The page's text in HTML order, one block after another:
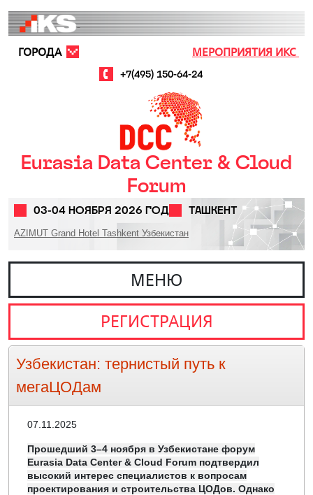
МЕРОПРИЯТИЯ ИКС
+7(495) 150-64-24
ГОРОДА
Eurasia Data Center & Cloud
Forum
03-04 НОЯБРЯ 2026 ГОД ТАШКЕНТ
AZIMUT Grand Hotel Tashkent Узбекистан
МЕНЮ
РЕГИСТРАЦИЯ
Узбекистан: тернистый путь к
мегаЦОДам
07.11.2025
Прошедший 3–4 ноября в Узбекистане форум
Eurasia Data Center & Cloud Forum подтвердил
высокий интерес специалистов к вопросам
проектирования и строительства ЦОДов. Однако